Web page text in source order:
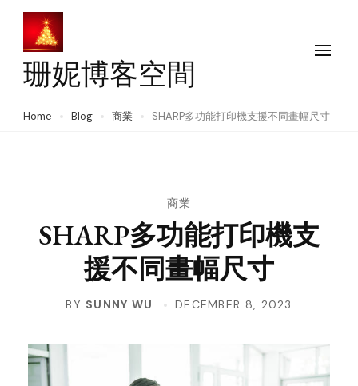
Skip
content
(Press
Enter)
珊妮博客空間
Home Blog 商業 SHARP多功能打印機支援不同畫幅尺寸
商業
SHARP多功能打印機支
援不同畫幅尺寸
BY SUNNY WU DECEMBER 8, 2023